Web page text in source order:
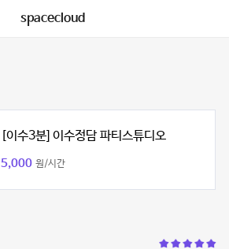
spacecloud
[이수3분] 이수정담 파티스튜디오
5,000 원/시간